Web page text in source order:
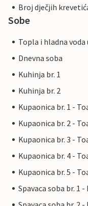
Broj dječjih
Sobe
Topla i hladna voda
Dnevna soba
Kuhinja br. 1
Kuhinja br. 2
Kupaonica br. 1 -
Kupaonica br. 2 -
Kupaonica br. 3 -
Kupaonica br. 4 -
Kupaonica br. 5 -
Spavaca soba br. 1